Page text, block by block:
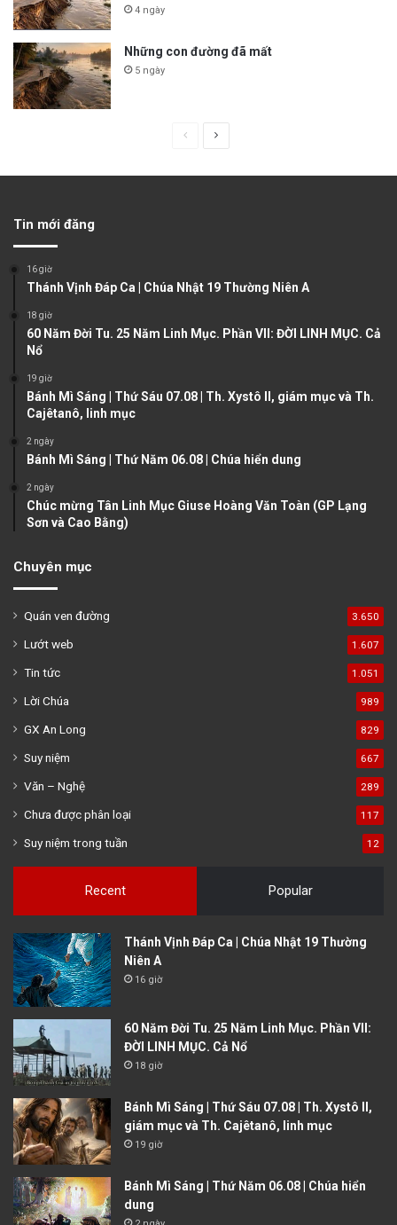
4 ngày
Những con đường đã mất
5 ngày
u
g
Tin mới đăng
16 giờ
Thánh Vịnh Đáp Ca | Chúa Nhật 19 Thường Niên A
18 giờ
60 Năm Đời Tu. 25 Năm Linh Mục. Phần VII: ĐỜI LINH MỤC. Cả
Nổ
19 giờ
Bánh Mì Sáng | Thứ Sáu 07.08 | Th. Xystô II, giám mục và Th.
Cajêtanô, linh mục
2 ngày
Bánh Mì Sáng | Thứ Năm 06.08 | Chúa hiển dung
2 ngày
Chúc mừng Tân Linh Mục Giuse Hoàng Văn Toàn (GP Lạng
Sơn và Cao Bằng)
Chuyên mục
Quán ven đường 3.650
Lướt web 1.607
Tin tức 1.051
Lời Chúa 989
GX An Long 829
Suy niệm 667
Văn – Nghệ 289
Chưa được phân loại 117
Suy niệm trong tuần 12
Recent Popular
Thánh Vịnh Đáp Ca | Chúa Nhật 19 Thường
Niên A
16 giờ
60 Năm Đời Tu. 25 Năm Linh Mục. Phần VII:
ĐỜI LINH MỤC. Cả Nổ
18 giờ
Bánh Mì Sáng | Thứ Sáu 07.08 | Th. Xystô II,
giám mục và Th. Cajêtanô, linh mục
19 giờ
Bánh Mì Sáng | Thứ Năm 06.08 | Chúa hiển
dung